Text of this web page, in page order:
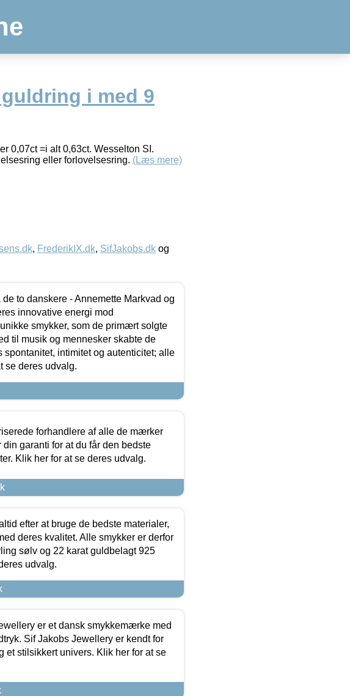
i med 9
0,07ct =i alt 0,63ct. Wesselton SI.
eller forlovelsesring. (Læs mere)
, FrederikIX.dk, SifJakobs.dk og
to danskere - Annemette Markvad og
innovative energi mod
smykker, som de primært solgte
til musik og mennesker skabte de
spontanitet, intimitet og autenticitet; alle
se deres udvalg.
forhandlere af alle de mærker
garanti for at du får den bedste
Klik her for at se deres udvalg.
efter at bruge de bedste materialer,
deres kvalitet. Alle smykker er derfor
sølv og 22 karat guldbelagt 925
udvalg.
er et dansk smykkemærke med
Sif Jakobs Jewellery er kendt for
et stilsikkert univers. Klik her for at se